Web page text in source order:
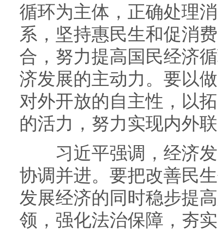
循环为主体，正确处理
系，坚持惠民生和促消
合，努力提高国民经济
济发展的主动力。要以
对外开放的自主性，以
的活力，努力实现内外
习近平强调，经济发
协调并进。要把改善民
发展经济的同时稳步提
领，强化法治保障，夯